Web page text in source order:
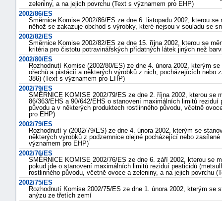
zeleniny, a na jejich povrchu (Text s významem pro EHP)
2002/86/ES
Směrnice Komise 2002/86/ES ze dne 6. listopadu 2002, kterou
něhož se zakazuje obchod s výrobky, které nejsou v souladu se
2002/82/ES
Směrnice Komise 2002/82/ES ze dne 15. října 2002, kterou se
kritéria pro čistotu potravinářských přídatných látek jiných než
2002/80/ES
Rozhodnutí Komise (2002/80/ES) ze dne 4. února 2002, kterým
ořechů a pistácií a některých výrobků z nich, pocházejících nebo
386) (Text s významem pro EHP)
2002/79/ES
SMĚRNICE KOMISE 2002/79/ES ze dne 2. října 2002, kterou se
86/363/EHS a 90/642/EHS o stanovení maximálních limitů
původu a v některých produktech rostlinného původu, včetně
pro EHP)
2002/79/ES
Rozhodnutí y (2002/79/ES) ze dne 4. února 2002, kterým se
některých výrobků z podzemnice olejné pocházející nebo
významem pro EHP)
2002/76/ES
SMĚRNICE KOMISE 2002/76/ES ze dne 6. září 2002, kterou se
pokud jde o stanovení maximálních limitů reziduí pesticidů
rostlinného původu, včetně ovoce a zeleniny, a na jejich povrchu
2002/75/ES
Rozhodnutí Komise 2002/75/ES ze dne 1. února 2002, kterým
anýzu ze třetích zemí